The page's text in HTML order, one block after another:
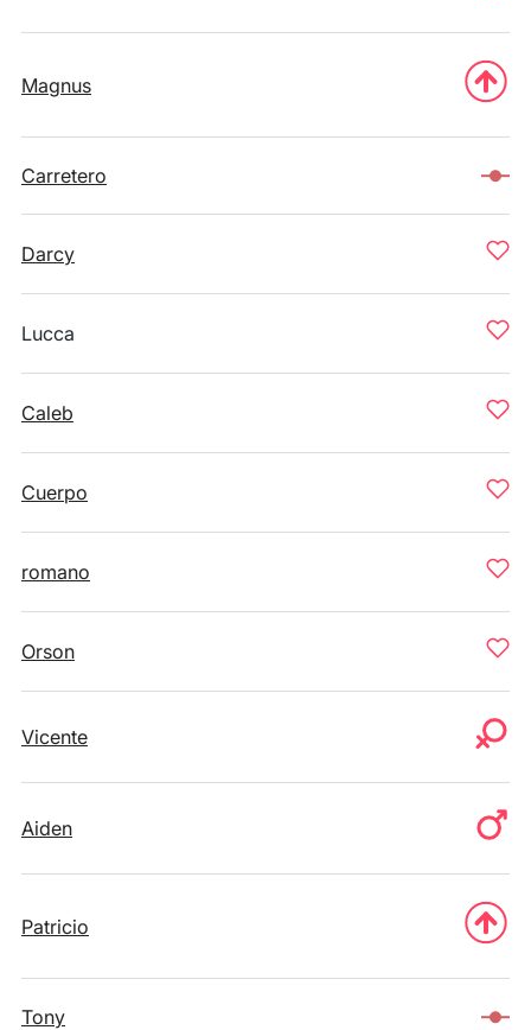
Magnus
Carretero
Darcy
Lucca
Caleb
Cuerpo
romano
Orson
Vicente
Aiden
Patricio
Tony